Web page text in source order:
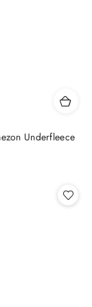
Underfleece